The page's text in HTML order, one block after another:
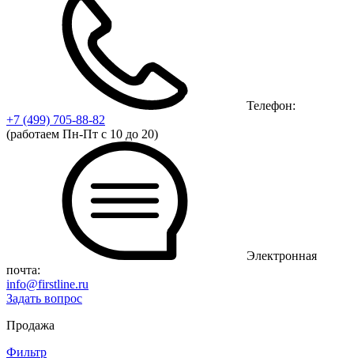
Телефон:
+7 (499) 705-88-82
(работаем Пн-Пт с 10 до 20)
Электронная
почта:
info@firstline.ru
Задать вопрос
Продажа
Фильтр